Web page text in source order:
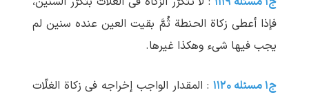
فإذا أعطی زکاة الحنطة ثُمَّ بقیت العین عنده سنین لم
‏یجب فیها شیء وهکذا غیرها.
ج۱ مسئله ۱۱۲۰
: المقدار الواجب إخراجه فی زکاة الغلّات